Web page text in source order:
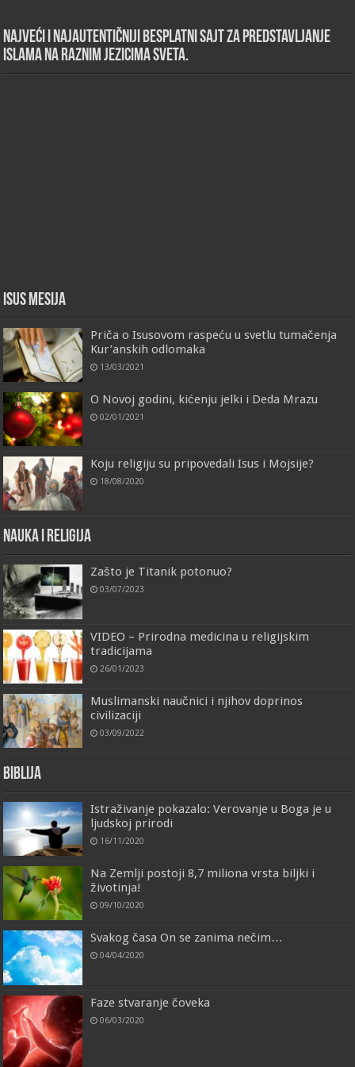
Najveći i najautentičniji besplatni sajt za predstavljanje
islama na raznim jezicima sveta.
Isus Mesija
Priča o Isusovom raspeću u svetlu tumačenja
Kur’anskih odlomaka
13/03/2021
O Novoj godini, kićenju jelki i Deda Mrazu
02/01/2021
Koju religiju su pripovedali Isus i Mojsije?
18/08/2020
Nauka i religija
Zašto je Titanik potonuo?
03/07/2023
VIDEO – Prirodna medicina u religijskim
tradicijama
26/01/2023
Muslimanski naučnici i njihov doprinos
civilizaciji
03/09/2022
Biblija
Istraživanje pokazalo: Verovanje u Boga je u
ljudskoj prirodi
16/11/2020
Na Zemlji postoji 8,7 miliona vrsta biljki i
životinja!
09/10/2020
Svakog časa On se zanima nečim…
04/04/2020
Faze stvaranje čoveka
06/03/2020